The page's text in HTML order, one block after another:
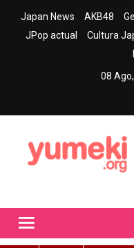
Japan News AKB48
JPop actual
Cultura
08